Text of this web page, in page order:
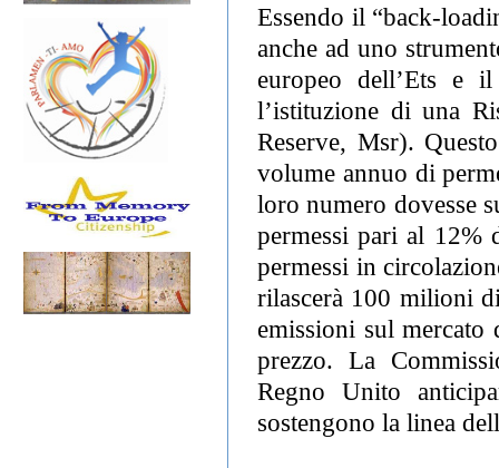
Essendo il “back-
anche ad uno
europeo dell’Ets e
l’istituzione di una
Reserve, Msr).
volume annuo di
loro numero dovesse
permessi pari al 12%
permessi in
rilascerà 100 milioni
emissioni sul
prezzo. La
Regno Unito
sostengono la linea